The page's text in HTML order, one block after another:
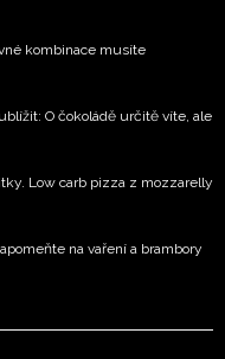
kombinace musíte
O čokoládě určitě víte, ale
Low carb pizza z mozzarelly
na vaření a brambory